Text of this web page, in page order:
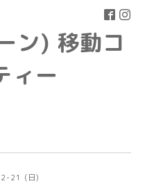
ン) 移動コ
ィー
21 (日)